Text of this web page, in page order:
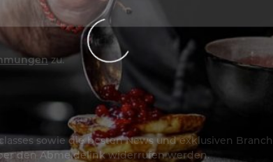
zu.
sowie die besten News und exklusiven
den Abmeldelink widerrufen werden.